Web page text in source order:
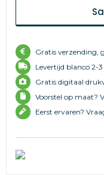
Gratis verzending,
Levertijd blanco 2-3
Gratis digitaal
Voorstel op maat?
Eerst ervaren?